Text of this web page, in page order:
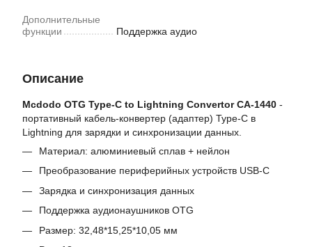
Дополнительные
функции
Поддержка аудио
Описание
Mcdodo OTG Type-C to Lightning Convertor CA-1440 -
портативный кабель-конвертер (адаптер) Type-C в
Lightning для зарядки и синхронизации данных.
Материал: алюминиевый сплав + нейлон
Преобразование периферийных устройств USB-C
Зарядка и синхронизация данных
Поддержка аудионаушников OTG
Размер: 32,48*15,25*10,05 мм